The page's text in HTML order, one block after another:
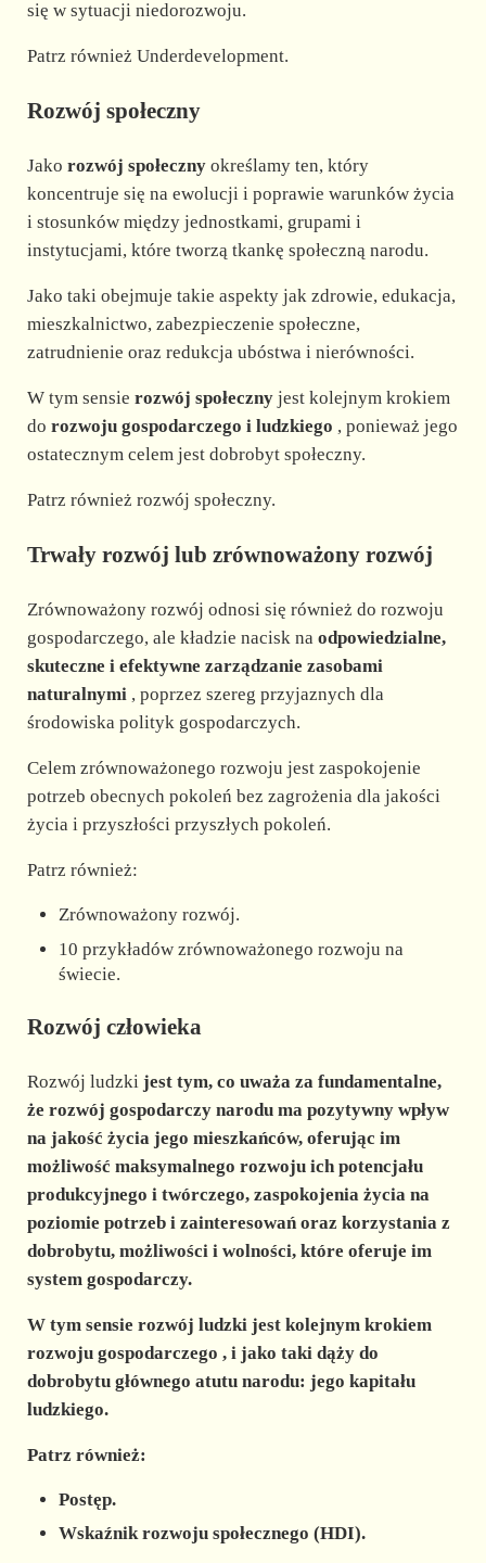
się w sytuacji niedorozwoju.
Patrz również Underdevelopment.
Rozwój społeczny
Jako rozwój społecznyokreślamy ten, który
koncentruje się na ewolucji i poprawie warunków życia
i stosunków między jednostkami, grupami i
instytucjami, które tworzą tkankę społeczną narodu.
Jako taki obejmuje takie aspekty jak zdrowie, edukacja,
mieszkalnictwo, zabezpieczenie społeczne,
zatrudnienie oraz redukcja ubóstwa i nierówności.
W tym sensie rozwój społecznyjest kolejnym krokiem
do rozwoju gospodarczego i ludzkiego , ponieważ jego
ostatecznym celem jest dobrobyt społeczny.
Patrz również rozwój społeczny.
Trwały rozwój lub zrównoważony rozwój
Zrównoważony rozwój odnosi się również do rozwoju
gospodarczego, ale kładzie nacisk na odpowiedzialne,
skuteczne i efektywne zarządzanie zasobami
naturalnymi, poprzez szereg przyjaznych dla
środowiska polityk gospodarczych.
Celem zrównoważonego rozwoju jest zaspokojenie
potrzeb obecnych pokoleń bez zagrożenia dla jakości
życia i przyszłości przyszłych pokoleń.
Patrz również:
Zrównoważony rozwój.
10 przykładów zrównoważonego rozwoju na
świecie.
Rozwój człowieka
Rozwój ludzki jest tym, co uważa za fundamentalne,
że rozwój gospodarczynarodu ma pozytywny wpływ
na jakość życia jego mieszkańców, oferując im
możliwość maksymalnego rozwoju ich potencjału
produkcyjnego i twórczego, zaspokojenia życia na
poziomie potrzeb i zainteresowań oraz korzystania z
dobrobytu, możliwości i wolności, które oferuje im
system gospodarczy.
W tym sensie rozwój ludzki jest kolejnym krokiem
rozwoju gospodarczego , i jako taki dąży do
dobrobytu głównego atutu narodu: jego kapitału
ludzkiego.
Patrz również:
Postęp.
Wskaźnik rozwoju społecznego (HDI).